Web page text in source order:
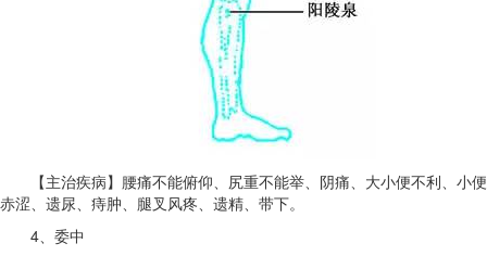
【主治疾病】腰痛不能俯仰、尻重不能举、阴痛、大小便不利、小便
赤涩、遗尿、痔肿、腿叉风疼、遗精、带下。
4、委中